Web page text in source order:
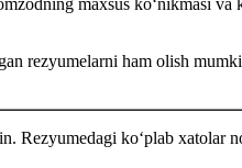
rezyumelarni ham olish
Rezyumedagi koʻplab хatolar